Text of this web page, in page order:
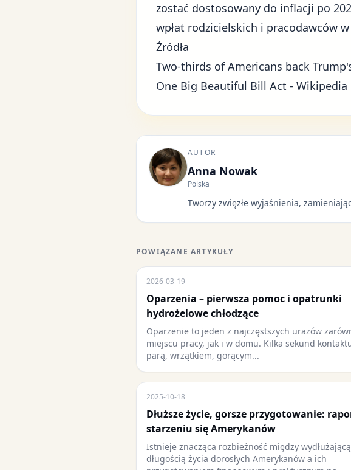
zostać dostosowany do inflacji po
wpłat rodzicielskich i pracodawców w
Źródła
Two-thirds of Americans back
One Big Beautiful Bill Act - Wikipedia
AUTOR
Anna Nowak
Polska
Tworzy zwięzłe wyjaśnienia,
POWIĄZANE ARTYKUŁY
2026-03-19
Oparzenia – pierwsza pomoc i opatrunki
hydrożelowe chłodzące
Oparzenie to jeden z najczęstszych urazów
miejscu pracy, jak i w domu. Kilka sekund
parą, wrzątkiem, gorącym...
2025-10-18
Dłuższe życie, gorsze przygotowanie:
starzeniu się Amerykanów
Istnieje znacząca rozbieżność między
długością życia dorosłych Amerykanów a ich